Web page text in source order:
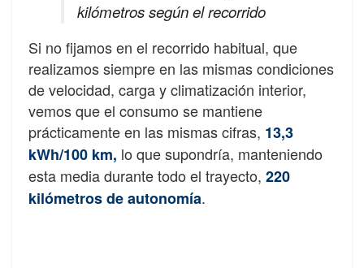
kilómetros según el recorrido
Si no fijamos en el recorrido habitual, que
realizamos siempre en las mismas condiciones
de velocidad, carga y climatización interior,
vemos que el consumo se mantiene
prácticamente en las mismas cifras, 13,3
kWh/100 km, lo que supondría, manteniendo
esta media durante todo el trayecto, 220
kilómetros de autonomía.